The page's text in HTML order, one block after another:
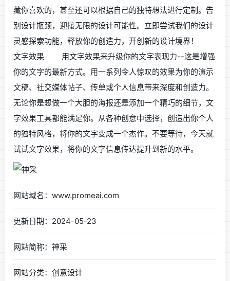
藏你喜欢的，甚至还可以根据自己的独特想法进行定制。告
别设计瓶颈，迎接无限的设计可能性。立即尝试我们的设计
灵感探索功能，释放你的创造力，开创新的设计境界！
文字效果 用文字效果来升级你的文字表现力--这是增强
你的文字的最新方式。用一系列令人惊叹的效果为你的演示
文稿、社交媒体帖子、传单或个人信息带来深度和创造力。
无论你是想做一个大胆的海报还是添加一个精巧的细节，文
字效果工具都能满足你。从各种创意中选择，创造出你个人
的独特风格，将你的文字变成一个杰作。不要等待，今天就
试试文字效果，将你的文字信息传达提升到新的水平。
网站域名：www.promeai.com
更新日期：2024-05-23
网站简称：神采
网站分类：创意设计